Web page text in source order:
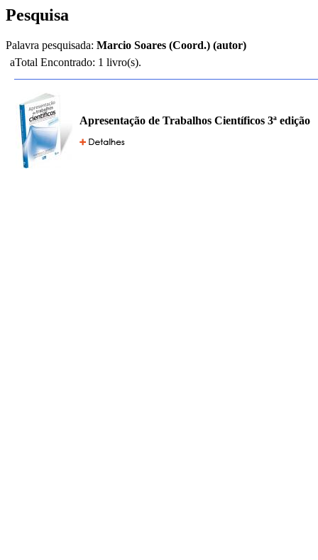
Pesquisa
Palavra pesquisada: Marcio Soares (Coord.) (autor)
aTotal Encontrado: 1 livro(s).
Apresentação de Trabalhos Científicos 3ª edição